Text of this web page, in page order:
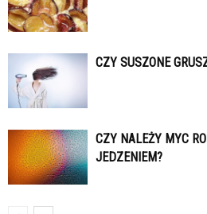
CZY SUSZONE
CZY NALEŻY MYC
JEDZENIEM?